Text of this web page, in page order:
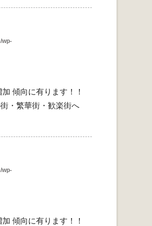
wp-
傾向に有ります！！
・繁華街・歓楽街へ
wp-
傾向に有ります！！